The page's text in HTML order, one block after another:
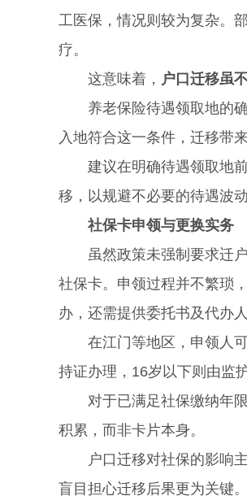
工医保，情况则较为复杂。
疗。
这意味着， 户口迁移虽
养老保险待遇领取地的确
入地符合这一条件，迁移带
建议在明确待遇领取地前
移，以规避不必要的待遇波动
社保卡申领与更换实务
虽然政策未强制要求迁户
社保卡。申领过程并不繁琐
办，还需提供委托书及代办人
在江门等地区，申领人可
持证办理，16岁以下则由监
对于已满足社保缴纳年限
积累，而非卡片本身。
户口迁移对社保的影响主
盲目担心迁移后果更为关键